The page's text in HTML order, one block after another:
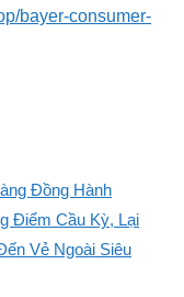
bayer-consumer-
Đồng Hành
Điểm Cầu Kỳ, Lại
Vẻ Ngoài Siêu